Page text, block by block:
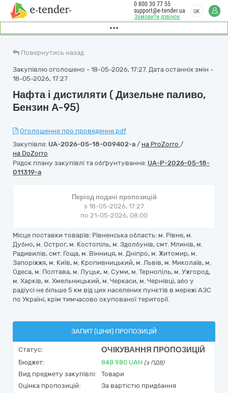
Замовити дзвінок
0 800 30 77 55
support@e-tender.ua
UK
Повернутись назад
Закупівлю оголошено - 18-05-2026, 17:27. Дата останніх змін -
18-05-2026, 17:27
Нафта і дистиляти ( Дизельне паливо,
Бензин А-95)
Оголошення про проведення.pdf
Закупівля: UA-2026-05-18-009402-a / на ProZorro /
на DoZorro
Рядок плану закупівлі та обґрунтування: UA-P-2026-05-18-
011319-a
Період подачі пропозицій
з 18-05-2026, 17:27
по 21-05-2026, 08:00
Місце поставки товарів: Рівненська область: м. Рівне, м.
Дубно, м. Острог, м. Костопіль, м. Здолбунів, смт. Млинів, м.
Радивилів, смт. Гоща, м. Вінниця, м. Дніпро, м. Житомир, м.
Запоріжжя, м. Київ, м. Кропивницький, м. Львів, м. Миколаїв, м.
Одеса, м. Полтава, м. Луцьк, м. Суми, м. Тернопіль, м. Ужгород,
м. Харків, м. Хмельницький, м. Черкаси, м. Чернівці, або у
радіусі не більше 5 км від цих населених пунктів в мережі АЗС
по Україні, крім тимчасово окупованої території.
ЗАПИТ (ЦІНИ) ПРОПОЗИЦІЙ
Статус: ОЧІКУВАННЯ ПРОПОЗИЦІЙ
Бюджет: 848 980 UAH (з ПДВ)
Вид предмету закупівлі:
Товари
Оцінка пропозицій:
За вартістю придбання